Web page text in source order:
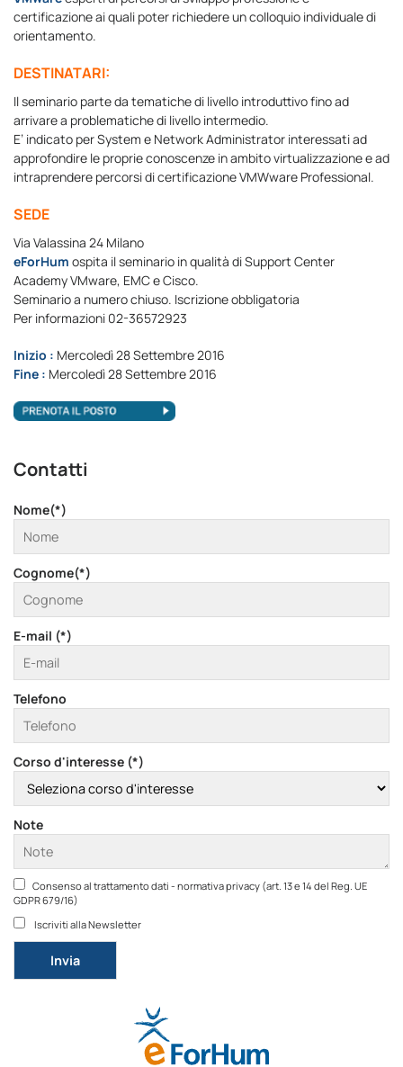
certificazione ai quali poter richiedere un colloquio individuale di
orientamento.
DESTINATARI:
Il seminario parte da tematiche di livello introduttivo fino ad
arrivare a problematiche di livello intermedio.
E’ indicato per System e Network Administrator interessati ad
approfondire le proprie conoscenze in ambito virtualizzazione e ad
intraprendere percorsi di certificazione VMWware Professional.
SEDE
Via Valassina 24 Milano
eForHum ospita il seminario in qualità di Support Center
Academy VMware, EMC e Cisco.
Seminario a numero chiuso. Iscrizione obbligatoria
Per informazioni 02-36572923
Inizio : Mercoledì 28 Settembre 2016
Fine : Mercoledì 28 Settembre 2016
Contatti
Nome(*)
Cognome(*)
E-mail (*)
Telefono
Corso d'interesse (*)
Note
Consenso al trattamento dati - normativa privacy (art. 13 e 14 del Reg. UE
GDPR 679/16)
Iscriviti alla Newsletter
Si prega di lasciare vuoto questo campo.